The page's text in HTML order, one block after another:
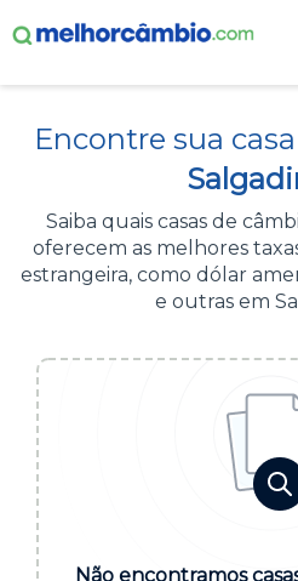
CASAS DE CÂMBIO
DÓLAR HOJE
ALERTA DE CÂMBIO
Acesse sua conta:
BROKER DE OFERTAS
ou cadastre-se se ainda não tem registro:
Encontre sua
Saiba quais casas de
oferecem as melhores
estrangeira, como dólar
e outras em
Não encontramos